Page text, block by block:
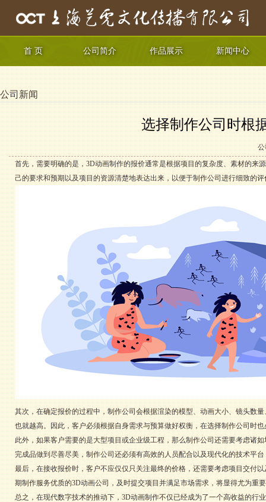
首 页 公司简介 作品展示 新闻中心
公司新闻
选择制作公司时根
公
首先，需要明确的是，3D动画制作的报价通常是根据项目的复杂度、素材的
己的要求和预期以及项目的资源清楚地表达出来，以便于制作公司进行细致的评
其次，在确定报价的过程中，制作公司会根据渲染的模型、动画大小、镜头数
也就越高。因此，客户必须根据自身需求与预算做好权衡，在选择制作公司时
此外，如果客户需要的是大型项目或企业级工程，那么制作公司还需要考虑诸
完成品做到尽善尽美，制作公司还必须有高效的人员配合以及现代化的技术平
最后，在接收报价时，客户不应仅仅只关注最终的价格，还需要考虑项目交付
期制作服务优质的3D动画公司，及时提交项目并满足市场需求，将显得尤为重
总之，在现代数字技术的推动下，3D动画制作不仅已经成为了一个高收益的